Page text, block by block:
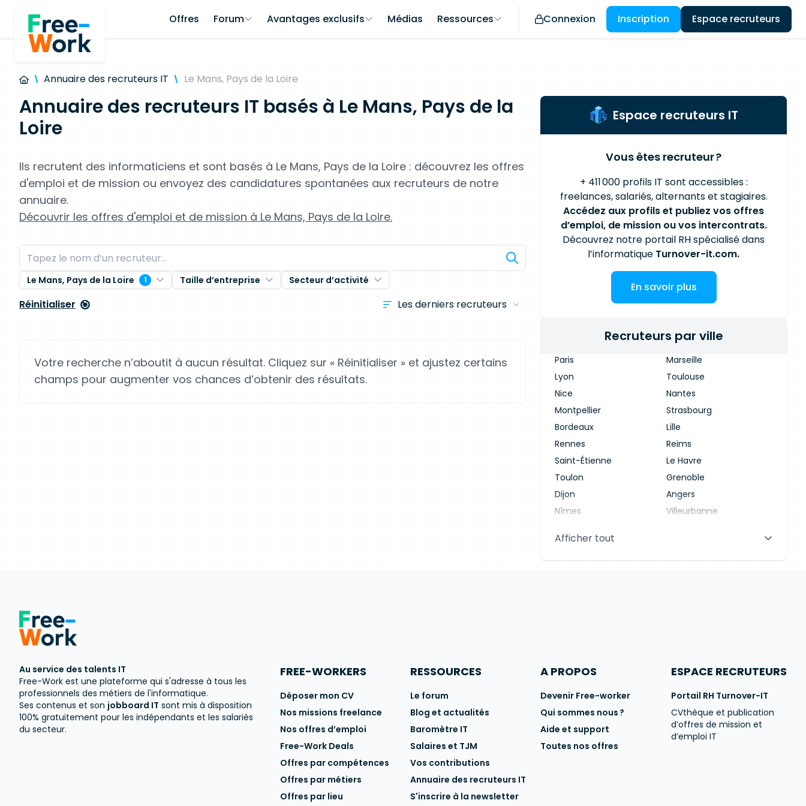
Offres Forum Avantages exclusifs Médias Ressources Connexion Inscription Espace recruteurs
Annuaire des recruteurs IT Le Mans, Pays de la Loire
Annuaire des recruteurs IT basés à Le Mans, Pays de la
Loire
Ils recrutent des informaticiens et sont basés à Le Mans, Pays de la Loire : découvrez les offres
d'emploi et de mission ou envoyez des candidatures spontanées aux recruteurs de notre
annuaire.
Découvrir les offres d'emploi et de mission à Le Mans, Pays de la Loire.
Le Mans, Pays de la Loire 1 Taille d’entreprise Secteur d’activité
Réinitialiser
Votre recherche n’aboutit à aucun résultat. Cliquez sur Réinitialiser
et ajustez certains
champs pour augmenter vos chances d’obtenir des résultats.
Espace recruteurs IT
Vous êtes recruteur ?
+ 411 000 profils IT sont accessibles :
freelances, salariés, alternants et stagiaires.
Accédez aux profils et publiez vos offres
d’emploi, de mission ou vos intercontrats.
Découvrez notre portail RH spécialisé dans
l’informatique Turnover-it.com.
En savoir plus
Recruteurs par ville
Paris
Marseille
Lyon
Toulouse
Nice
Nantes
Montpellier
Strasbourg
Bordeaux
Lille
Rennes
Reims
Saint-Étienne
Le Havre
Toulon
Grenoble
Dijon
Angers
Nîmes
Villeurbanne
Aix-en-Provence
Brest
Tours
Afficher tout
Au service des talents IT
Free-Work est une plateforme qui s'adresse à tous les
professionnels des métiers de l'informatique.
Ses contenus et son jobboard IT sont mis à disposition
100% gratuitement pour les indépendants et les salariés
du secteur.
FREE-WORKERS
Déposer mon CV
Nos missions freelance
Nos offres d’emploi
Free-Work Deals
Offres par compétences
Offres par métiers
Offres par lieu
RESSOURCES
Le forum
Blog et actualités
Baromètre IT
Salaires et TJM
Vos contributions
Annuaire des recruteurs IT
S'inscrire à la newsletter
A PROPOS
Devenir Free-worker
Qui sommes nous ?
Aide et support
Toutes nos offres
ESPACE RECRUTEURS
Portail RH Turnover-IT
CVthèque et publication
d’offres de mission et
d’emploi IT